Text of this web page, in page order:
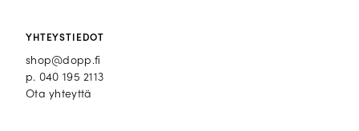
YHTEYSTIEDOT
shop@dopp.fi
p. 040 195 2113
Ota yhteyttä